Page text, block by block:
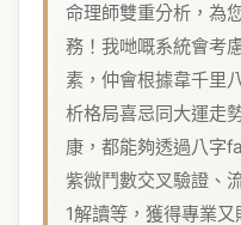
命理師雙重分析，為
務！我哋嘅系統會考
素，仲會根據韋千里
析格局喜忌同大運走
康，都能夠透過八
紫微鬥數交叉驗證、
1解讀等，獲得專業